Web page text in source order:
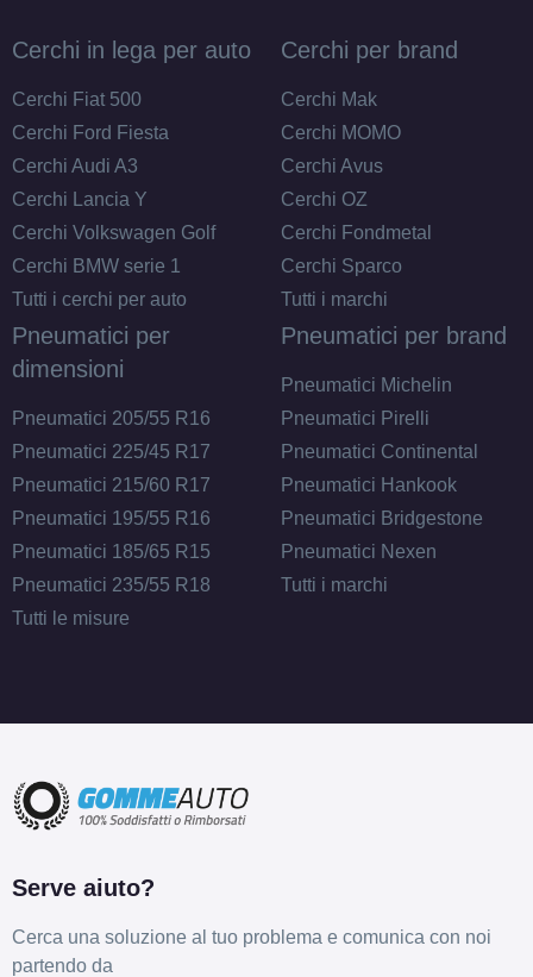
Cerchi in lega per auto
Cerchi Fiat 500
Cerchi Ford Fiesta
Cerchi Audi A3
Cerchi Lancia Y
Cerchi Volkswagen Golf
Cerchi BMW serie 1
Tutti i cerchi per auto
Cerchi per brand
Cerchi Mak
Cerchi MOMO
Cerchi Avus
Cerchi OZ
Cerchi Fondmetal
Cerchi Sparco
Tutti i marchi
Pneumatici per
dimensioni
Pneumatici 205/55 R16
Pneumatici 225/45 R17
Pneumatici 215/60 R17
Pneumatici 195/55 R16
Pneumatici 185/65 R15
Pneumatici 235/55 R18
Tutti le misure
Pneumatici per brand
Pneumatici Michelin
Pneumatici Pirelli
Pneumatici Continental
Pneumatici Hankook
Pneumatici Bridgestone
Pneumatici Nexen
Tutti i marchi
Serve aiuto?
Cerca una soluzione al tuo problema e comunica con noi
partendo da